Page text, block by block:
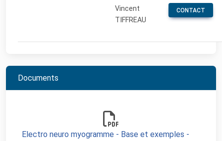
Vincent
TIFFREAU
CONTACT
Documents
Electro neuro myogramme - Base et exemples -